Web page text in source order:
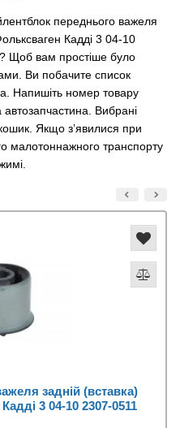
переднього важеля
Кадді 3 04-10
Щоб вам простіше було
Ви побачите список
Напишіть номер товару
автозапчастина. Вибрані
Якщо з’явилися при
малотоннажного транспорту
задній (вставка)
3 04-10 2307-0511